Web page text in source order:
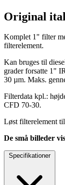
Original
Komplet 1" filter
filterelement.
Kan bruges til
grader forsatte 1"
30 µm. Maks.
Filterdata kpl.:
CFD 70-30.
Løst filterelement
De små billeder
Specifikationer